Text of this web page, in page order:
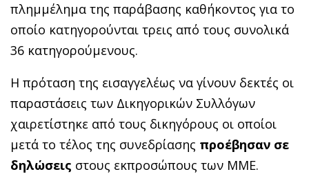
πλημμέλημα της παράβασης καθήκοντος για το
οποίο κατηγορούνται τρεις από τους συνολικά
36 κατηγορούμενους.
Η πρόταση της εισαγγελέως να γίνουν δεκτές οι
παραστάσεις των Δικηγορικών Συλλόγων
χαιρετίστηκε από τους δικηγόρους οι οποίοι
μετά το τέλος της συνεδρίασης προέβησαν σε
δηλώσεις στους εκπροσώπους των ΜΜΕ.